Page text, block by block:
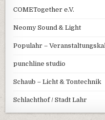
COMETogether e.V.
Neomy Sound & Light
Populahr –
punchline studio
Schaub – Licht & Tontechnik
Schlachthof / Stadt Lahr